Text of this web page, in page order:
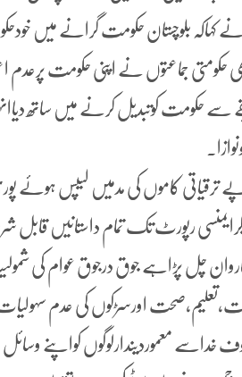
بلوچستان حکومت گرانے میں
حکومتی جماعتوں نے اپنی حکومت پرعدم
سے حکومت کوتبدیل کرنے میں ساتھ
کاموں کی مدمیں لیپس ہوئے پوری
رپورٹ تک تمام داستانیں قابل
چل پڑاہے جوق درجوق عوام کی
قلت،تعلیم،صحت اورسڑکوں کی عدم
خداسے معموردیندارلوگوں کواپنے